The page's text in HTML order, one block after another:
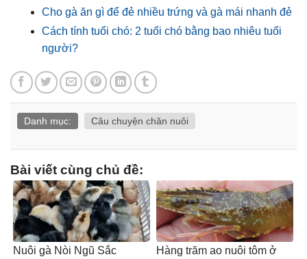
Cho gà ăn gì để đẻ nhiều trứng và gà mái nhanh đẻ
Cách tính tuổi chó: 2 tuổi chó bằng bao nhiêu tuổi
người?
Danh mục: Câu chuyện chăn nuôi
Bài viết cùng chủ đề:
Nuôi gà Nòi Ngũ Sắc
Hàng trăm ao nuôi tôm ở